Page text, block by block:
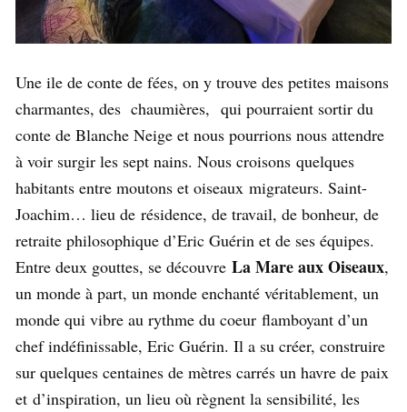
Une ile de conte de fées, on y trouve des petites maisons
charmantes, des chaumières, qui pourraient sortir du
conte de Blanche Neige et nous pourrions nous attendre
à voir surgir les sept nains. Nous croisons quelques
habitants entre moutons et oiseaux migrateurs. Saint-
Joachim… lieu de résidence, de travail, de bonheur, de
retraite philosophique d’Eric Guérin et de ses équipes.
Entre deux gouttes, se découvre La Mare aux Oiseaux,
un monde à part, un monde enchanté véritablement, un
monde qui vibre au rythme du coeur flamboyant d’un
chef indéfinissable, Eric Guérin. Il a su créer, construire
sur quelques centaines de mètres carrés un havre de paix
et d’inspiration, un lieu où règnent la sensibilité, les